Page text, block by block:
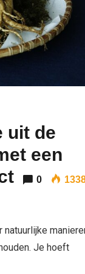
uit de
een
0
Je hoeft